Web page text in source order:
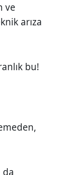
ve
arıza
bu!
da